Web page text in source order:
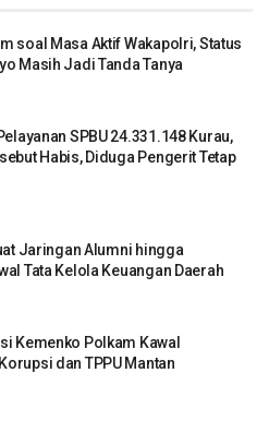
soal Masa Aktif Wakapolri, Status
Masih Jadi Tanda Tanya
SPBU 24.331.148 Kurau,
Habis, Diduga Pengerit Tetap
Jaringan Alumni hingga
Tata Kelola Keuangan Daerah
Kemenko Polkam Kawal
dan TPPU Mantan